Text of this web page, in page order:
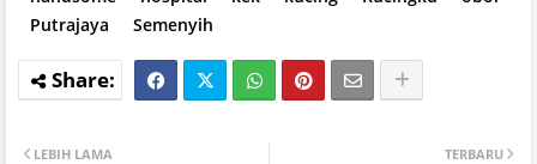
Putrajaya
Semenyih
TERBARU
LEBIH LAMA